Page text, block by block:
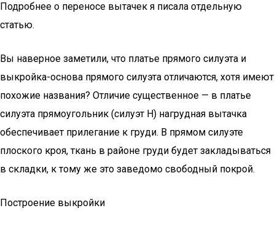
​Подробнее о переносе вытачек я писала отдельную
статью.
Вы наверное заметили, что платье прямого силуэта и
выкройка-основа прямого силуэта отличаются, хотя имеют
похожие названия? Отличие существенное — в платье
силуэта прямоугольник (силуэт Н) нагрудная вытачка
обеспечивает прилегание к груди. В прямом силуэте
плоского кроя, ткань в районе груди будет закладываться
в складки, к тому же это заведомо свободный покрой.
Построение выкройки